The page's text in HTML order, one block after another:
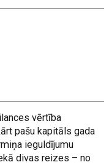
vērtība
pašu kapitāls gada
ieguldījumu
divas reizes – no